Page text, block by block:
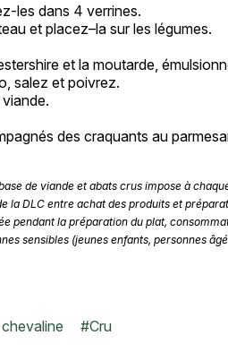
les dans 4 verrines.
et placez–la sur les légumes.
et la moutarde,
salez et poivrez.
des craquants au
de viande et abats crus impose à
la DLC entre achat des produits et
pendant la préparation du plat,
sensibles (jeunes enfants, personnes
#Cru